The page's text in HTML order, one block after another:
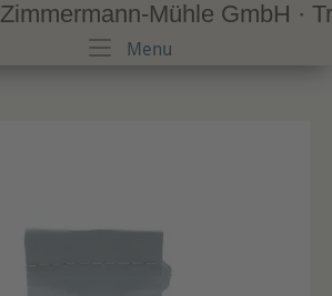
Zimmermann-Mühle GmbH ·
Menu